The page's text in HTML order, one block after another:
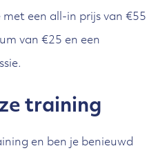
een all-in prijs van €55
van €25 en een
training
en ben je benieuwd